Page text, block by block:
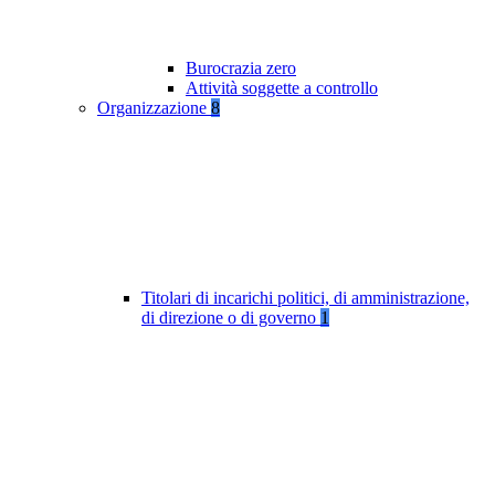
Burocrazia zero
Attività soggette a controllo
Organizzazione 8
Titolari di incarichi politici, di amministrazione,
di direzione o di governo 1